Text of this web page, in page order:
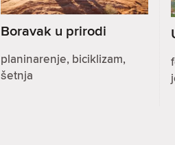
Boravak u prirodi
planinarenje, biciklizam,
šetnja